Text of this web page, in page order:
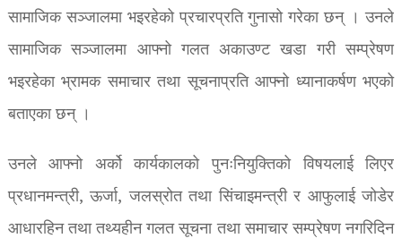
सामाजिक सञ्जालमा भइरहेको प्रचारप्रति गुनासो गरेका छन् । उनले
सामाजिक सञ्जालमा आफ्नो गलत अकाउण्ट खडा गरी सम्प्रेषण
भइरहेका भ्रामक समाचार तथा सूचनाप्रति आफ्नो ध्यानाकर्षण भएको
बताएका छन् ।
उनले आफ्नो अर्को कार्यकालको पुनःनियुक्तिको विषयलाई लिएर
प्रधानमन्त्री, ऊर्जा, जलस्रोत तथा सिंचाइमन्त्री र आफुलाई जोडेर
आधारहिन तथा तथ्यहीन गलत सूचना तथा समाचार सम्प्रेषण नगरिदिन